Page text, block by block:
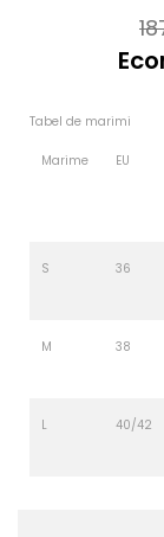
Tabel de marimi
Marime EU
S 36
M 38
L 40/42